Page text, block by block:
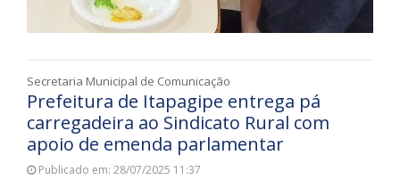
Secretaria Municipal de Comunicação
Prefeitura de Itapagipe entrega pá
carregadeira ao Sindicato Rural com
apoio de emenda parlamentar
Publicado em: 28/07/2025 11:37